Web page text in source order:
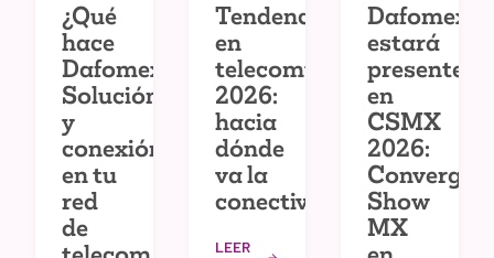
¿Qué
hace
Dafomex?
Solución
y
conexión
en tu
red
de
Tendencias
en
telecomunicaciones
2026:
hacia
dónde
va la
conectividad
LEER
Dafomex
estará
presente
en
CSMX
2026:
Show
MX